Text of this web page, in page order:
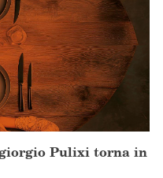
Pulixi torna in